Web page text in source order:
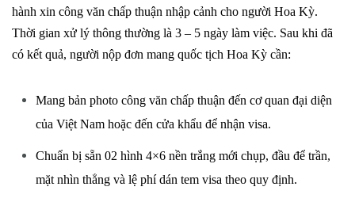
hành xin công văn chấp thuận nhập cảnh cho người Hoa Kỳ.
Thời gian xử lý thông thường là 3 – 5 ngày làm việc. Sau khi đã
có kết quả, người nộp đơn mang quốc tịch Hoa Kỳ cần:
Mang bản photo công văn chấp thuận đến cơ quan đại diện
của Việt Nam hoặc đến cửa khẩu để nhận visa.
Chuẩn bị sẵn 02 hình 4×6 nền trắng mới chụp, đầu để trần,
mặt nhìn thẳng và lệ phí dán tem visa theo quy định.